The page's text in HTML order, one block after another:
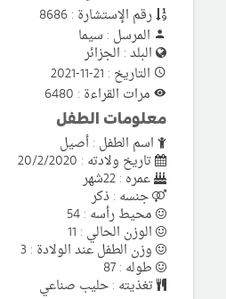
رقم الإستشارة : 8686
المرسل : سيما
البلد : الجزائر
التاريخ : 21-11-2021
مرات القراءة : 6480
معلومات الطفل
اسم الطفل : أصيل
تاريخ ولادته : 20/2/2020
عمره : 22شهر
جنسه : ذكر
محيط رأسه : 54
الوزن الحالي : 11
وزن الطفل عند الولادة : 3
طوله : 87
تغذيته : حليب صناعي